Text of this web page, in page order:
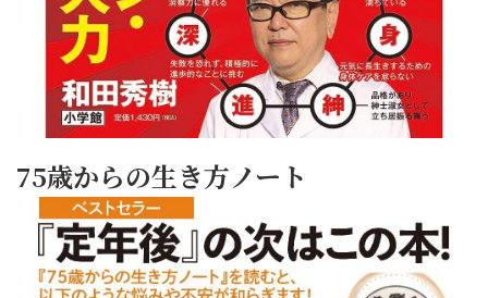
75歳からの生き方ノート